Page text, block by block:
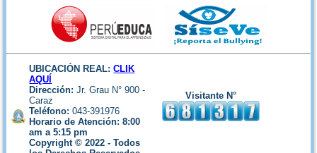
UBICACIÓN REAL:CLIK
AQUÍ
Dirección: Jr. Grau N° 900 -
Caraz
Teléfono:043-391976
Horario de Atención: 8:00
am a 5:15 pm
Copyright © 2022 - Todos
Visitante N°